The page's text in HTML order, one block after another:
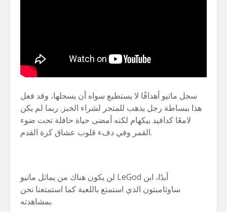
سجل ماتيو أهدافًا لا يستطيع سواه أن يسجلها، وقد فعل
هذا ببساطة رجل يذهب للمتجر لشراء الخبز. ربما لم يكن
لامعًا كدافيد بيكهام لكنه أمضى حياة حافلة تحت ضوء
القمر وفي دفء قلوب عشاق كرة القدم.
لن يكون هناك من يماثل ماتيو LeGod أبدًا، ابن
ساوثامبتون الذي استمتع باللعبة كما استمتعنا نحن
بمشاهدته.